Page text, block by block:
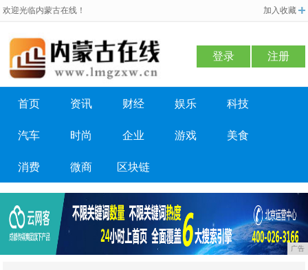
欢迎光临内蒙古在线！ 加入收藏
登录 注册
首页 资讯 财经 娱乐 科技
汽车 时尚 企业 游戏 美食
消费 微商 区块链
广告